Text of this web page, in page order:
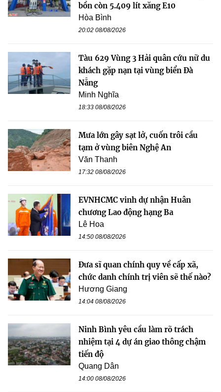
bồn còn 5.409 lít xăng E10
Hòa Bình
20:02 08/08/2026
Tàu 629 Vùng 3 Hải quân cứu nữ du
khách gặp nạn tại vùng biển Đà
Nẵng
Minh Nghĩa
18:33 08/08/2026
Mưa lớn gây sạt lở, cuốn trôi cầu
tạm ở vùng biên Nghệ An
Văn Thanh
17:32 08/08/2026
EVNHCMC vinh dự nhận Huân
chương Lao động hạng Ba
Lê Hoa
14:50 08/08/2026
Đưa sĩ quan chính quy về cấp xã,
chức danh chính trị viên sẽ thế nào?
Hương Giang
14:04 08/08/2026
Ninh Bình yêu cầu làm rõ trách
nhiệm tại 4 dự án giao thông chậm
tiến độ
Quang Dân
14:00 08/08/2026